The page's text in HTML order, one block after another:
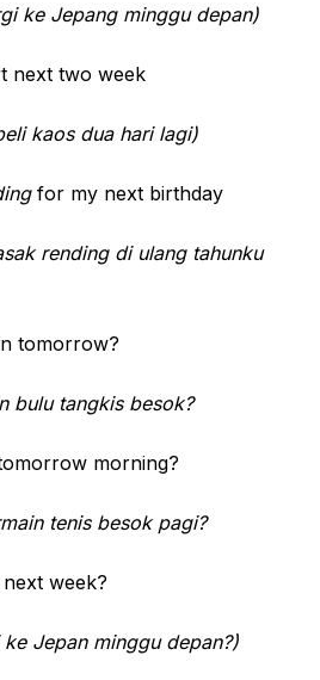
ke Jepang minggu depan)
next two week
kaos dua hari lagi)
for my next birthday
rending di ulang tahunku
tomorrow?
bulu tangkis besok?
morning?
tenis besok pagi?
week?
Jepan minggu depan?)